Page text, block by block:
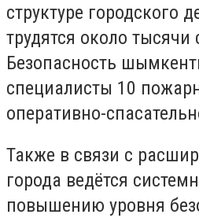
структуре городского
трудятся около тысячи
Безопасность
специалисты 10
оперативно-
Также в связи с
города ведётся
повышению уровня